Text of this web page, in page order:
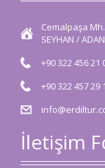
Cemalpaşa
SEYHAN /
+90 322 456 21
+90 322 457 29
İletişim